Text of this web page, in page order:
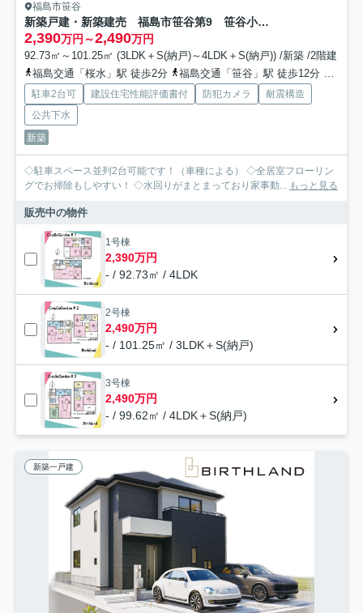
福島市笹谷
新築戸建・新築建売 福島市笹谷第9 笹谷小・信陵中
2,390万円～2,490万円
92.73㎡～101.25㎡ (3LDK＋S(納戸)～4LDK＋S(納戸)) /新築 /2階建
福島交通「桜水」駅 徒歩2分
福島交通「笹谷」駅 徒歩12分 福島
駐車2台可 建設住宅性能評価書付 防犯カメラ
耐震構造
公共下水
新築
◇駐車スペース並列2台可能です！（車種による） ◇全居室フローリン
グでお掃除もしやすい！ ◇水回りがまとまっており家事動... もっと見る
販売中の物件
1号棟
2,390万円
- / 92.73㎡ / 4LDK
2号棟
2,490万円
- / 101.25㎡ / 3LDK＋S(納戸)
3号棟
2,490万円
- / 99.62㎡ / 4LDK＋S(納戸)
新築一戸建